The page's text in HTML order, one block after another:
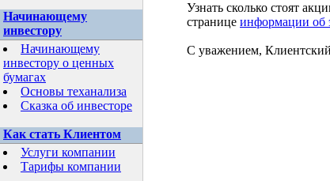
Начинающему
инвестору
Начинающему
инвестору о ценных
бумагах
Основы теханализа
Сказка об инвесторе
Как стать Клиентом
Услуги компании
Тарифы компании
Узнать сколько стоят
странице информации об
С уважением,